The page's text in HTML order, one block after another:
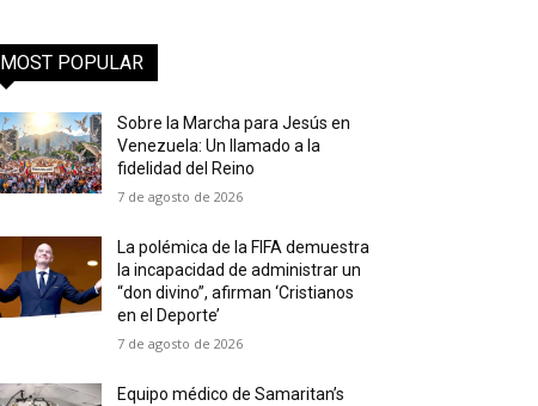
MOST POPULAR
Sobre la Marcha para Jesús en
Venezuela: Un llamado a la
fidelidad del Reino
7 de agosto de 2026
La polémica de la FIFA demuestra
la incapacidad de administrar un
“don divino”, afirman ‘Cristianos
en el Deporte’
7 de agosto de 2026
Equipo médico de Samaritan’s